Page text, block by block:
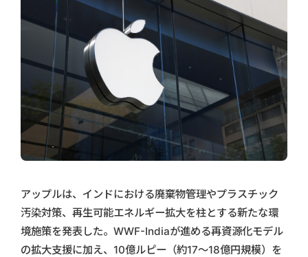
アップルは、インドにおける廃棄物管理やプラスチック
汚染対策、再生可能エネルギー拡大を柱とする新たな環
境施策を発表した。WWF-Indiaが進める再資源化モデル
の拡大支援に加え、10億ルピー（約17〜18億円規模）を